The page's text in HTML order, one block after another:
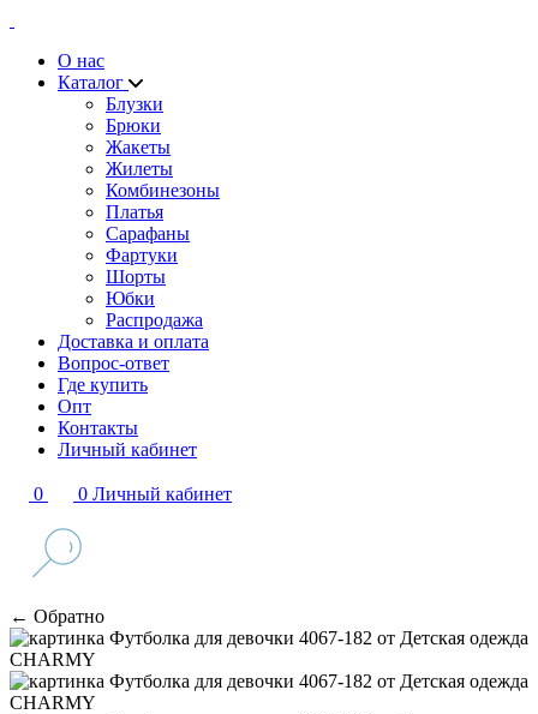
О нас
Каталог
Блузки
Брюки
Жакеты
Жилеты
Комбинезоны
Платья
Сарафаны
Фартуки
Шорты
Юбки
Распродажа
Доставка и оплата
Вопрос-ответ
Где купить
Опт
Контакты
Личный кабинет
0 0 Личный кабинет
← Обратно